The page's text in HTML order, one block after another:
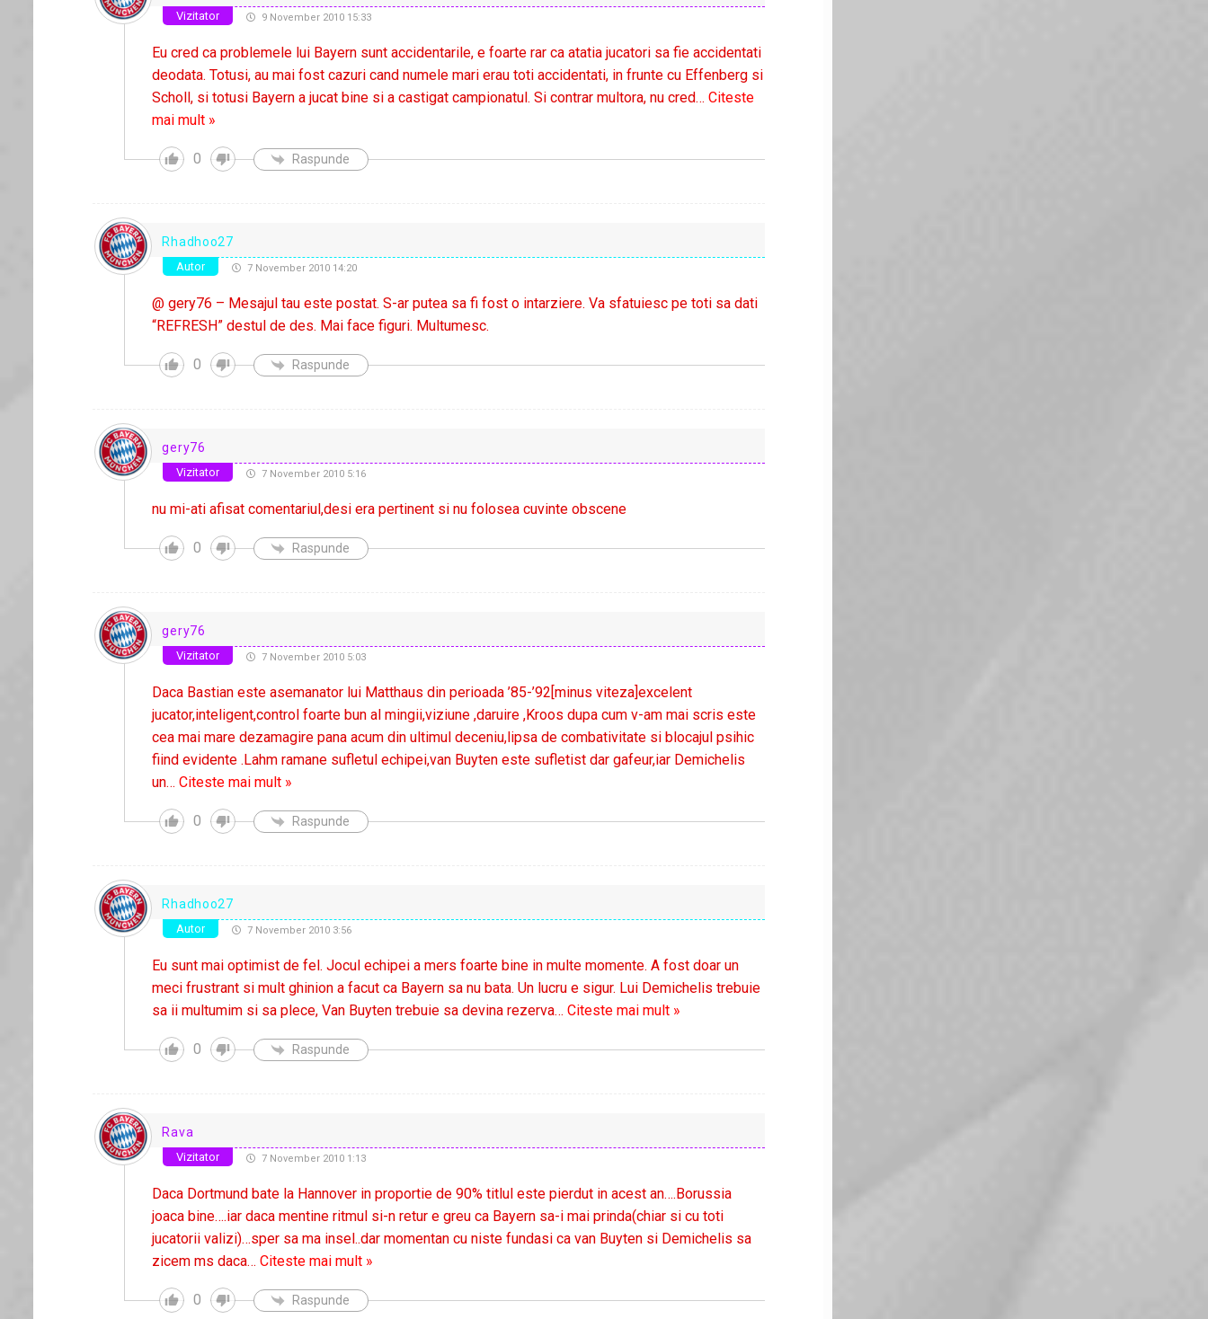
Vizitator 9 November 2010 15:33
Eu cred ca problemele lui Bayern sunt accidentarile, e foarte rar ca atatia jucatori sa fie accidentati
deodata. Totusi, au mai fost cazuri cand numele mari erau toti accidentati, in frunte cu Effenberg si
Scholl, si totusi Bayern a jucat bine si a castigat campionatul. Si contrar multora, nu cred…Citeste
mai mult »
0 Raspunde
Rhadhoo27
Autor 7 November 2010 14:20
@ gery76 – Mesajul tau este postat. S-ar putea sa fi fost o intarziere. Va sfatuiesc pe toti sa dati
“REFRESH” destul de des. Mai face figuri. Multumesc.
0 Raspunde
gery76
Vizitator 7 November 2010 5:16
nu mi-ati afisat comentariul,desi era pertinent si nu folosea cuvinte obscene
0 Raspunde
gery76
Vizitator 7 November 2010 5:03
Daca Bastian este asemanator lui Matthaus din perioada ’85-’92[minus viteza]excelent
jucator,inteligent,control foarte bun al mingii,viziune ,daruire ,Kroos dupa cum v-am mai scris este
cea mai mare dezamagire pana acum din ultimul deceniu,lipsa de combativitate si blocajul psihic
fiind evidente .Lahm ramane sufletul echipei,van Buyten este sufletist dar gafeur,iar Demichelis
un…Citeste mai mult »
0 Raspunde
Rhadhoo27
Autor 7 November 2010 3:56
Eu sunt mai optimist de fel. Jocul echipei a mers foarte bine in multe momente. A fost doar un
meci frustrant si mult ghinion a facut ca Bayern sa nu bata. Un lucru e sigur. Lui Demichelis trebuie
sa ii multumim si sa plece, Van Buyten trebuie sa devina rezerva…Citeste mai mult »
0 Raspunde
Rava
Vizitator 7 November 2010 1:13
Daca Dortmund bate la Hannover in proportie de 90% titlul este pierdut in acest an….Borussia
joaca bine….iar daca mentine ritmul si-n retur e greu ca Bayern sa-i mai prinda(chiar si cu toti
jucatorii valizi)…sper sa ma insel..dar momentan cu niste fundasi ca van Buyten si Demichelis sa
zicem ms daca…Citeste mai mult »
0 Raspunde